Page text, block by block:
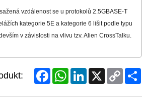
vzdálenost se u protokolů 2.5GBASE-T
kategorie 5E a kategorie 6 lišit podle typu
v závislosti na vlivu tzv. Alien CrossTalku.
FacebookWhatsAppLinkedInX
Copy
Link